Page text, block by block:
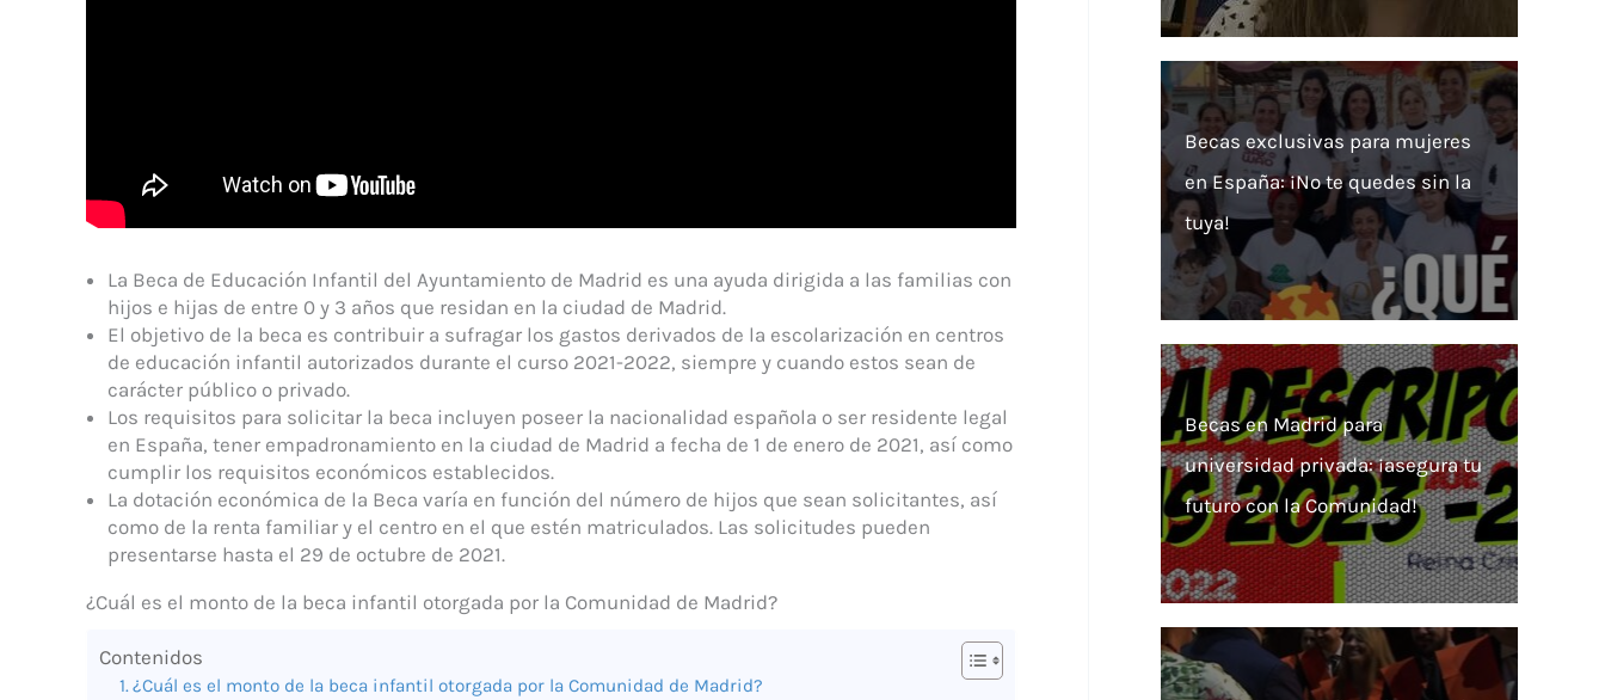
La Beca de Educación Infantil del Ayuntamiento de Madrid es una ayuda dirigida a las familias con
hijos e hijas de entre 0 y 3 años que residan en la ciudad de Madrid.
El objetivo de la beca es contribuir a sufragar los gastos derivados de la escolarización en centros
de educación infantil autorizados durante el curso 2021-2022, siempre y cuando estos sean de
carácter público o privado.
Los requisitos para solicitar la beca incluyen poseer la nacionalidad española o ser residente legal
en España, tener empadronamiento en la ciudad de Madrid a fecha de 1 de enero de 2021, así como
cumplir los requisitos económicos establecidos.
La dotación económica de la Beca varía en función del número de hijos que sean solicitantes, así
como de la renta familiar y el centro en el que estén matriculados. Las solicitudes pueden
presentarse hasta el 29 de octubre de 2021.
¿Cuál es el monto de la beca infantil otorgada por la Comunidad de Madrid?
Contenidos
¿Cuál es el monto de la beca infantil otorgada por la Comunidad de Madrid?
Becas exclusivas para mujeres
en España: ¡No te quedes sin la
tuya!
Becas en Madrid para
universidad privada: ¡asegura tu
futuro con la Comunidad!